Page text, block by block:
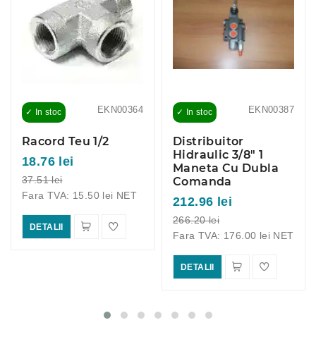
EKN00364
✓ In stoc
Racord Teu 1/2
18.76 lei
37.51 lei
Fara TVA: 15.50 lei NET
DETALII
EKN00387
✓ In stoc
Distribuitor
Hidraulic 3/8" 1
Maneta Cu Dubla
Comanda
212.96 lei
266.20 lei
Fara TVA: 176.00 lei NET
DETALII